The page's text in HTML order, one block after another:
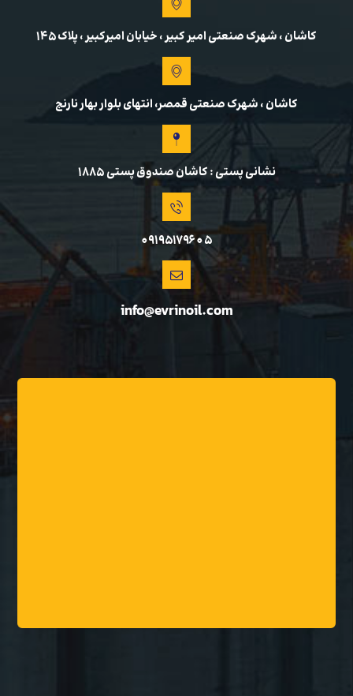
کاشان ، شهرک صنعتی امیر کبیر ، خیابان امیرکبیر ، پلاک 145
کاشان ، شهرک صنعتی قمصر، انتهای بلوار بهار نارنج
نشانی پستی : کاشان صندوق پستی ۱۸۸۵
09195179605
info@evrinoil.com